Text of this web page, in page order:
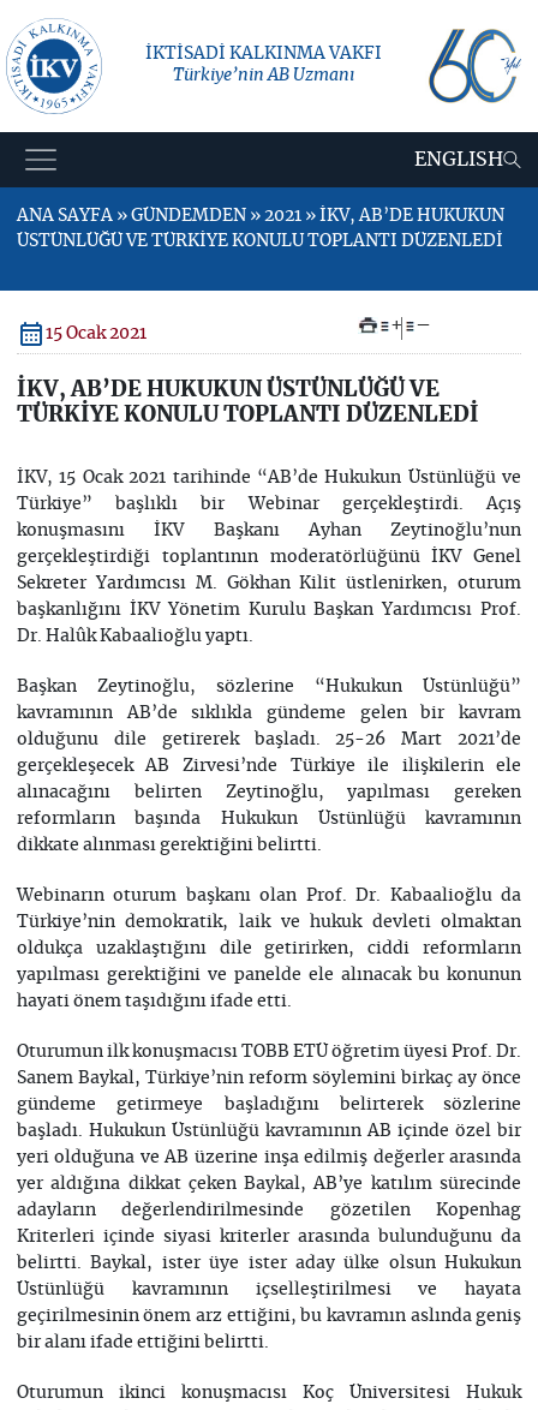
İKTİSADİ KALKINMA VAKFI
Türkiye’nin AB Uzmanı
ENGLISH
ANA SAYFA » GÜNDEMDEN » 2021 » İKV, AB’DE HUKUKUN
ÜSTÜNLÜĞÜ VE TÜRKİYE KONULU TOPLANTI DÜZENLEDİ
15 Ocak 2021 + –
İKV, AB’DE HUKUKUN ÜSTÜNLÜĞÜ VE
TÜRKİYE KONULU TOPLANTI DÜZENLEDİ
İKV, 15 Ocak 2021 tarihinde “AB’de Hukukun Üstünlüğü ve
Türkiye” başlıklı bir Webinar gerçekleştirdi. Açış
konuşmasını İKV Başkanı Ayhan Zeytinoğlu’nun
gerçekleştirdiği toplantının moderatörlüğünü İKV Genel
Sekreter Yardımcısı M. Gökhan Kilit üstlenirken, oturum
başkanlığını İKV Yönetim Kurulu Başkan Yardımcısı Prof.
Dr. Halûk Kabaalioğlu yaptı.
Başkan Zeytinoğlu, sözlerine “Hukukun Üstünlüğü”
kavramının AB’de sıklıkla gündeme gelen bir kavram
olduğunu dile getirerek başladı. 25-26 Mart 2021’de
gerçekleşecek AB Zirvesi’nde Türkiye ile ilişkilerin ele
alınacağını belirten Zeytinoğlu, yapılması gereken
reformların başında Hukukun Üstünlüğü kavramının
dikkate alınması gerektiğini belirtti.
Webinarın oturum başkanı olan Prof. Dr. Kabaalioğlu da
Türkiye’nin demokratik, laik ve hukuk devleti olmaktan
oldukça uzaklaştığını dile getirirken, ciddi reformların
yapılması gerektiğini ve panelde ele alınacak bu konunun
hayati önem taşıdığını ifade etti.
Oturumun ilk konuşmacısı TOBB ETÜ öğretim üyesi Prof. Dr.
Sanem Baykal, Türkiye’nin reform söylemini birkaç ay önce
gündeme getirmeye başladığını belirterek sözlerine
başladı. Hukukun Üstünlüğü kavramının AB içinde özel bir
yeri olduğuna ve AB üzerine inşa edilmiş değerler arasında
yer aldığına dikkat çeken Baykal, AB’ye katılım sürecinde
adayların değerlendirilmesinde gözetilen Kopenhag
Kriterleri içinde siyasi kriterler arasında bulunduğunu da
belirtti. Baykal, ister üye ister aday ülke olsun Hukukun
Üstünlüğü kavramının içselleştirilmesi ve hayata
geçirilmesinin önem arz ettiğini, bu kavramın aslında geniş
bir alanı ifade ettiğini belirtti.
Oturumun ikinci konuşmacısı Koç Üniversitesi Hukuk